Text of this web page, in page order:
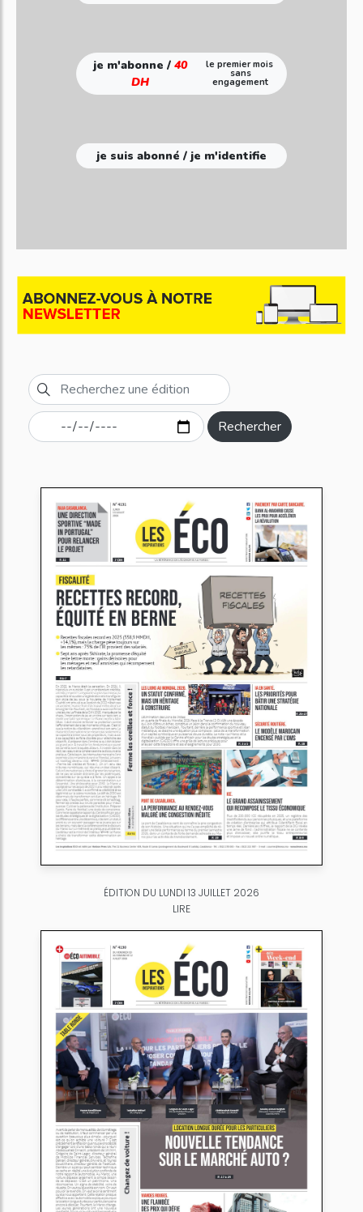
je m'abonne /40
DH
le premier mois
sans
engagement
je suis abonné / je m'identifie
Rechercher
ÉDITION DU LUNDI 13 JUILLET 2026
LIRE